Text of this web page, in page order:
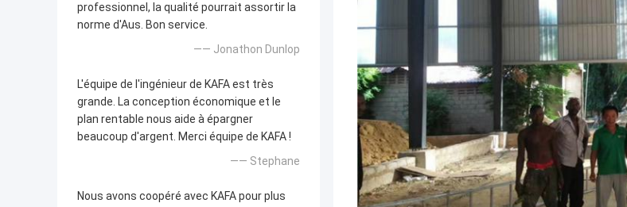
professionnel, la qualité pourrait assortir la
norme d'Aus. Bon service.
—— Jonathon Dunlop
L'équipe de l'ingénieur de KAFA est très
grande. La conception économique et le
plan rentable nous aide à épargner
beaucoup d'argent. Merci équipe de KAFA !
—— Stephane
Nous avons coopéré avec KAFA pour plus